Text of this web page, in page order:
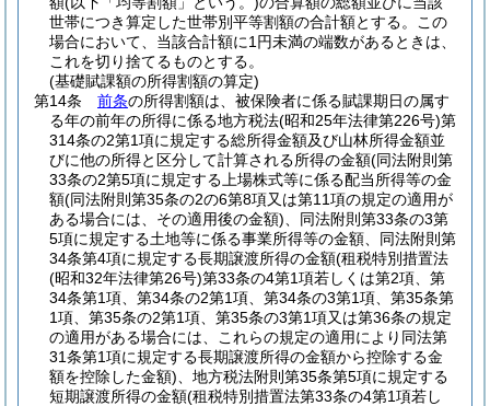
世帯につき算定した世帯別平等割額の合計額とする。
この
場合において、当該合計額に1円未満の端数があるときは、
これを切り捨てるものとする。
(基礎賦課額の所得割額の算定)
第14条
前条の所得割額は、被保険者に係る賦課期日の属す
る年の前年の所得に係る地方税法(昭和25年法律第226号)第
314条の2第1項に規定する総所得金額及び山林所得金額並
びに他の所得と区分して計算される所得の金額(同法附則第
33条の2第5項に規定する上場株式等に係る配当所得等の金
額(同法附則第35条の2の6第8項又は第11項の規定の適用が
ある場合には、その適用後の金額) 、同法附則第33条の3第
5項に規定する土地等に係る事業所得等の金額、同法附則第
34条第4項に規定する長期譲渡所得の金額(租税特別措置法
(昭和32年法律第26号)第33条の4第1項若しくは第2項、第
34条第1項、第34条の2第1項、第34条の3第1項、第35条第
1項、第35条の2第1項、第35条の3第1項又は第36条の規定
の適用がある場合には、これらの規定の適用により同法第
31条第1項に規定する長期譲渡所得の金額から控除する金
額を控除した金額) 、地方税法附則第35条第5項に規定する
短期譲渡所得の金額(租税特別措置法第33条の4第1項若し